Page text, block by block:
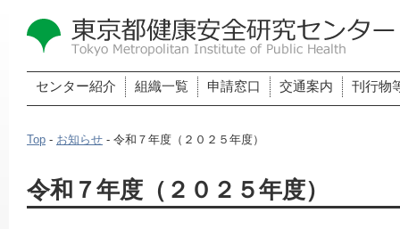
センター紹介 組織一覧 申請窓口 交通案内 刊行物
Top - お知らせ - 令和７年度（２０２５年度）
令和７年度（２０２５年度）